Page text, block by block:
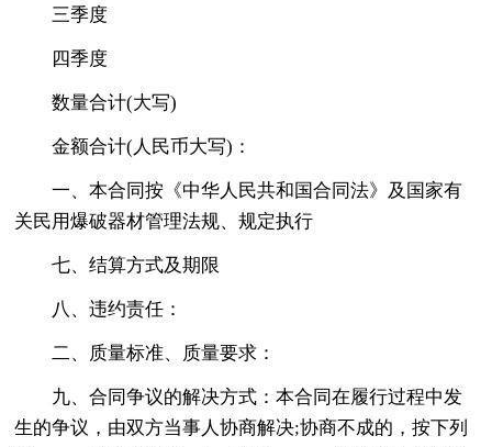
三季度
四季度
数量合计(大写)
金额合计(人民币大写)：
一、本合同按《中华人民共和国合同法》及国家有
关民用爆破器材管理法规、规定执行
七、结算方式及期限
八、违约责任：
二、质量标准、质量要求：
九、合同争议的解决方式：本合同在履行过程中发
生的争议，由双方当事人协商解决;协商不成的，按下列